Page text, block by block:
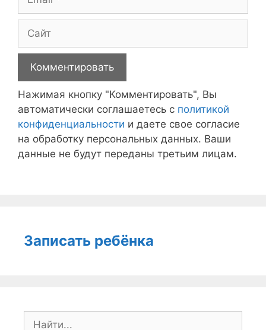
Сайт
Нажимая кнопку "Комментировать", Вы
автоматически соглашаетесь с политикой
конфиденциальности и даете свое согласие
на обработку персональных данных. Ваши
данные не будут переданы третьим лицам.
Записать ребёнка